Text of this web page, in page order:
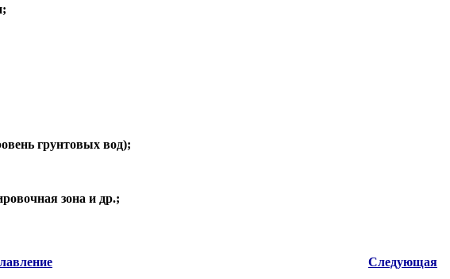
грунтовых вод);
зона и др.;
Следующая